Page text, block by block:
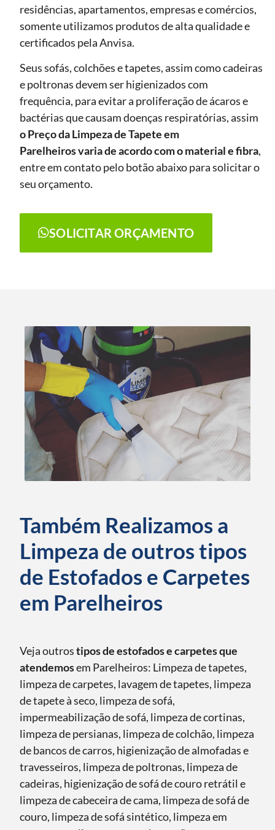
residências, apartamentos, empresas e comércios,
somente utilizamos produtos de alta qualidade e
certificados pela Anvisa.
Seus sofás, colchões e tapetes, assim como cadeiras
e poltronas devem ser higienizados com
frequência, para evitar a proliferação de ácaros e
bactérias que causam doenças respiratórias, assim
o Preço da Limpeza de Tapeteem
Parelheirosvaria de acordo com o material e fibra,
entre em contato pelo botão abaixo para solicitar o
seu orçamento.
SOLICITAR ORÇAMENTO
Também Realizamos a
Limpeza de outros tipos
de Estofados e Carpetes
em Parelheiros
Veja outrostipos de estofados e carpetes que
atendemosem Parelheiros: Limpeza de tapetes,
limpeza de carpetes, lavagem de tapetes, limpeza
de tapete à seco, limpeza de sofá,
impermeabilização de sofá, limpeza de cortinas,
limpeza de persianas, limpeza de colchão, limpeza
de bancos de carros, higienização de almofadas e
travesseiros, limpeza de poltronas, limpeza de
cadeiras, higienização de sofá de couro retrátil e
limpeza de cabeceira de cama, limpeza de sofá de
couro, limpeza de sofá sintético, limpeza em